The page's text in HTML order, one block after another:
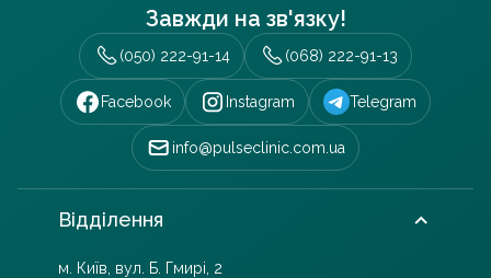
Завжди на зв'язку!
info@pulseclinic.com.ua
(050) 222-91-14 (068) 222-91-13
Facebook Instagram Telegram
Відділення
м. Київ, вул. Б. Гмирі, 2